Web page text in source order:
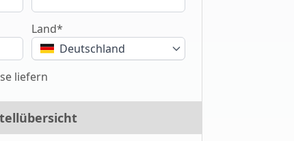
Land*
Deutschland
liefern